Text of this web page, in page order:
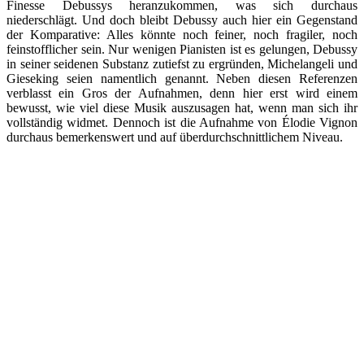
Finesse Debussys heranzukommen, was sich durchaus
niederschlägt. Und doch bleibt Debussy auch hier ein Gegenstand
der Komparative: Alles könnte noch feiner, noch fragiler, noch
feinstofflicher sein. Nur wenigen Pianisten ist es gelungen, Debussy
in seiner seidenen Substanz zutiefst zu ergründen, Michelangeli und
Gieseking seien namentlich genannt. Neben diesen Referenzen
verblasst ein Gros der Aufnahmen, denn hier erst wird einem
bewusst, wie viel diese Musik auszusagen hat, wenn man sich ihr
vollständig widmet. Dennoch ist die Aufnahme von Élodie Vignon
durchaus bemerkenswert und auf überdurchschnittlichem Niveau.